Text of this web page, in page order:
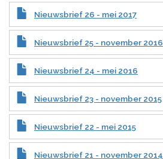
Nieuwsbrief 26 - mei 2017
Nieuwsbrief 25 - november 2016
Nieuwsbrief 24 - mei 2016
Nieuwsbrief 23 - november 2015
Nieuwsbrief 22 - mei 2015
Nieuwsbrief 21 - november 2014